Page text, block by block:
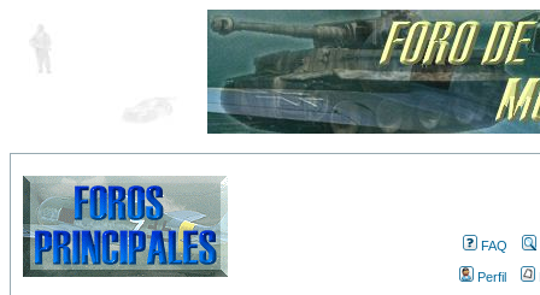
FAQ
Perfil